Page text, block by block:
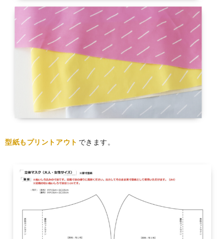
型紙もプリントアウト できます。